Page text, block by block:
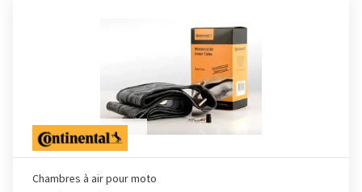
Chambres à air pour moto